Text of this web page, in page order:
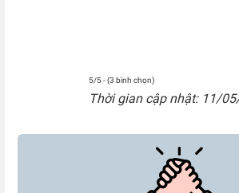
5/5 - (3 bình chọn)
Thời gian cập nhật: 11/